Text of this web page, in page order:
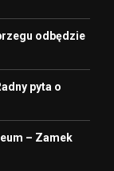
odbędzie
pyta o
– Zamek